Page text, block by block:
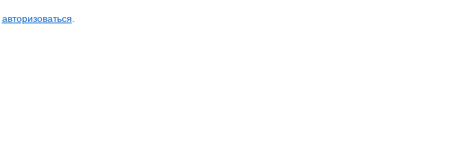
авторизоваться